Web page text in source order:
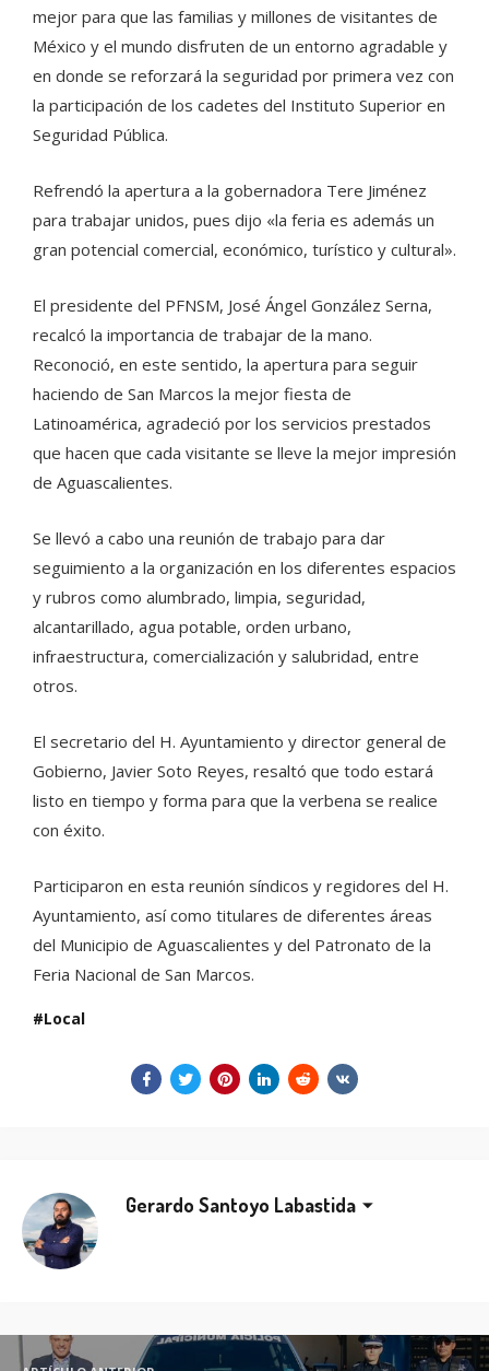
mejor para que las familias y millones de visitantes de
México y el mundo disfruten de un entorno agradable y
en donde se reforzará la seguridad por primera vez con
la participación de los cadetes del Instituto Superior en
Seguridad Pública.
Refrendó la apertura a la gobernadora Tere Jiménez
para trabajar unidos, pues dijo «la feria es además un
gran potencial comercial, económico, turístico y cultural».
El presidente del PFNSM, José Ángel González Serna,
recalcó la importancia de trabajar de la mano.
Reconoció, en este sentido, la apertura para seguir
haciendo de San Marcos la mejor fiesta de
Latinoamérica, agradeció por los servicios prestados
que hacen que cada visitante se lleve la mejor impresión
de Aguascalientes.
Se llevó a cabo una reunión de trabajo para dar
seguimiento a la organización en los diferentes espacios
y rubros como alumbrado, limpia, seguridad,
alcantarillado, agua potable, orden urbano,
infraestructura, comercialización y salubridad, entre
otros.
El secretario del H. Ayuntamiento y director general de
Gobierno, Javier Soto Reyes, resaltó que todo estará
listo en tiempo y forma para que la verbena se realice
con éxito.
Participaron en esta reunión síndicos y regidores del H.
Ayuntamiento, así como titulares de diferentes áreas
del Municipio de Aguascalientes y del Patronato de la
Feria Nacional de San Marcos.
Local
Gerardo Santoyo Labastida